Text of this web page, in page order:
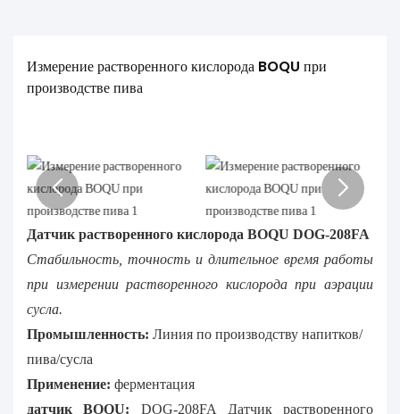
Измерение растворенного кислорода BOQU при
производстве пива
Датчик растворенного кислорода BOQU DOG-208FA
Стабильность, точность и длительное время работы
при измерении растворенного кислорода при аэрации
сусла.
Промышленность: Линия по производству напитков/
пива/сусла
Применение: ферментация
датчик BOQU: DOG-208FA Датчик растворенного